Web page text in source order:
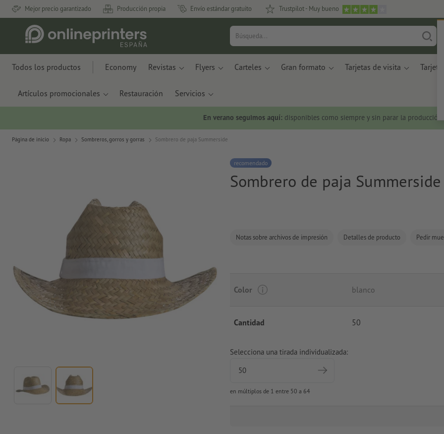
Mejor precio garantizado Producción propia Envío estándar gratuito Trustpilot - Muy bueno
Todos los productos Economy Revistas Flyers Carteles Gran formato Tarjetas de visita Tarjetas
Artículos promocionales Restauración Servicios
En verano seguimos aquí: disponibles como siempre y sin parar la producción.
Página de inicio Ropa Sombreros, gorros y gorras Sombrero de paja Summerside
recomendado
Sombrero de paja Summerside
Notas sobre archivos de impresión Detalles de producto Pedir
Color blanco
Cantidad 50
Selecciona una tirada individualizada:
en múltiplos de 1 entre 50 a 64